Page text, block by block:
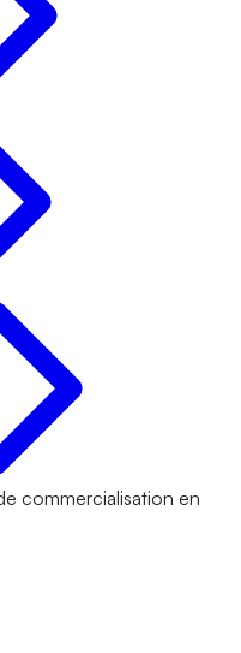
commercialisation en